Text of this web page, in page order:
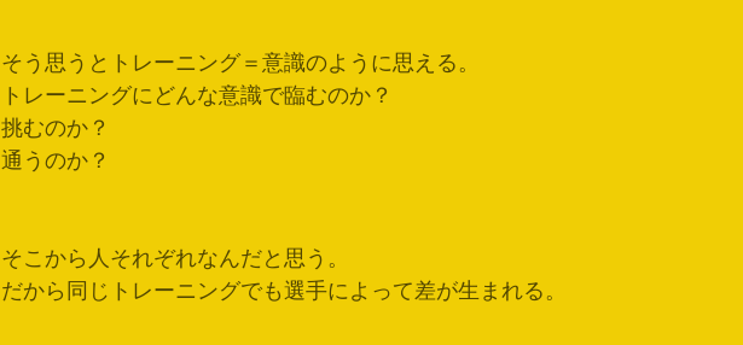
そう思うとトレーニング＝意識のように思える。
トレーニングにどんな意識で臨むのか？
挑むのか？
通うのか？
そこから人それぞれなんだと思う。
だから同じトレーニングでも選手によって差が生まれる。